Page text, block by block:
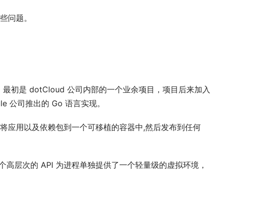
问题。
初是 dotCloud 公司内部的一个业余项目，项目后来加入
公司推出的 Go 语言实现。
应用以及依赖包到一个可移植的容器中,然后发布到任何
层次的 API 为进程单独提供了一个轻量级的虚拟环境，